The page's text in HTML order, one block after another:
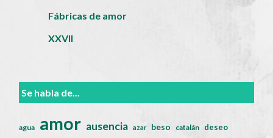
Fábricas de amor
XXVII
Se habla de...
agua amor ausencia azar beso catalán deseo